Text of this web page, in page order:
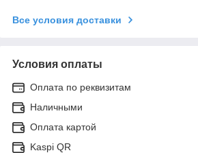
Все условия доставки
Условия оплаты
Оплата по реквизитам
Наличными
Оплата картой
Kaspi QR